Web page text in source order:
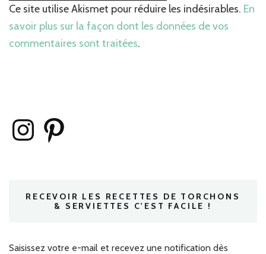
Ce site utilise Akismet pour réduire les indésirables. En
savoir plus sur la façon dont les données de vos
commentaires sont traitées.
InstagramPinterest
RECEVOIR LES RECETTES DE TORCHONS
& SERVIETTES C'EST FACILE !
Saisissez votre e-mail et recevez une notification dès